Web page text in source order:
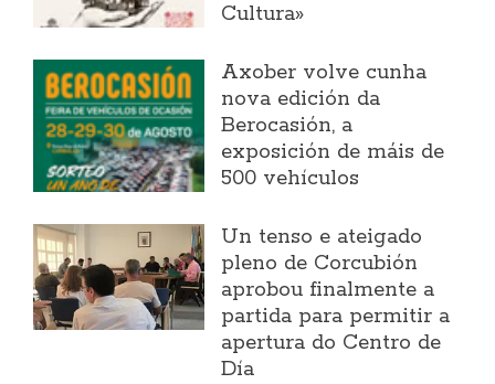
Cultura»
Axober volve cunha
nova edición da
Berocasión, a
exposición de máis de
500 vehículos
Un tenso e ateigado
pleno de Corcubión
aprobou finalmente a
partida para permitir a
apertura do Centro de
Día